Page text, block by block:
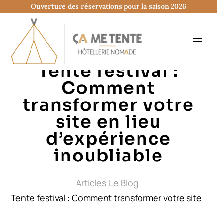
Ouverture des réservations pour la saison 2026
Tente festival :
Comment
transformer votre
site en lieu
d’expérience
inoubliable
Articles Le Blog
Tente festival : Comment transformer votre site